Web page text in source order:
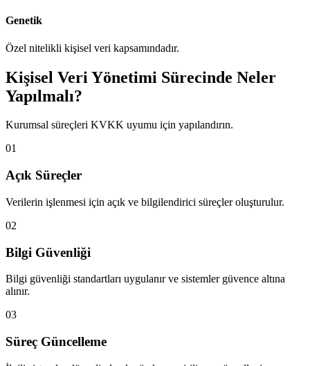
Genetik
Özel nitelikli kişisel veri kapsamındadır.
Kişisel Veri Yönetimi Sürecinde Neler
Yapılmalı?
Kurumsal süreçleri KVKK uyumu için yapılandırın.
01
Açık Süreçler
Verilerin işlenmesi için açık ve bilgilendirici süreçler oluşturulur.
02
Bilgi Güvenliği
Bilgi güvenliği standartları uygulanır ve sistemler güvence altına
alınır.
03
Süreç Güncelleme